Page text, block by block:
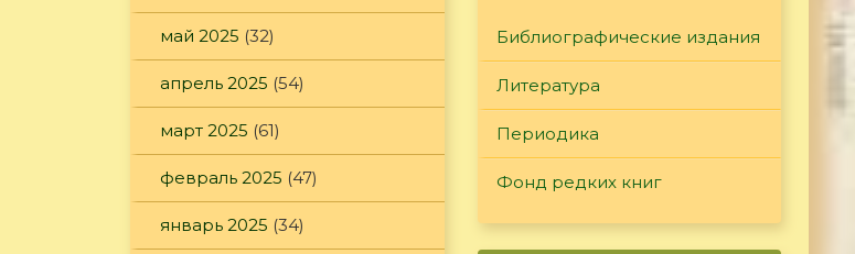
май 2025 (32)
апрель 2025 (54)
март 2025 (61)
февраль 2025 (47)
январь 2025 (34)
Библиографические издания
Литература
Периодика
Фонд редких книг